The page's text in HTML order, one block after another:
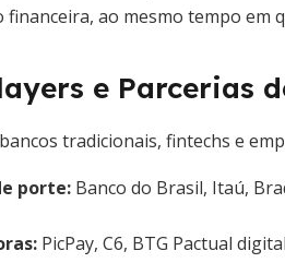
financeira, ao mesmo tempo em
e Parcerias
tradicionais, fintechs e
porte: Banco do Brasil, Itaú,
PicPay, C6, BTG Pactual